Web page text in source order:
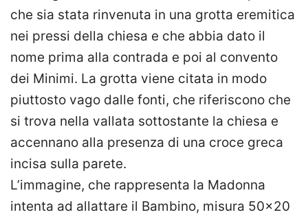
che sia stata rinvenuta in una grotta eremitica
nei pressi della chiesa e che abbia dato il
nome prima alla contrada e poi al convento
dei Minimi. La grotta viene citata in modo
piuttosto vago dalle fonti, che riferiscono che
si trova nella vallata sottostante la chiesa e
accennano alla presenza di una croce greca
incisa sulla parete.
L’immagine, che rappresenta la Madonna
intenta ad allattare il Bambino, misura 50×20